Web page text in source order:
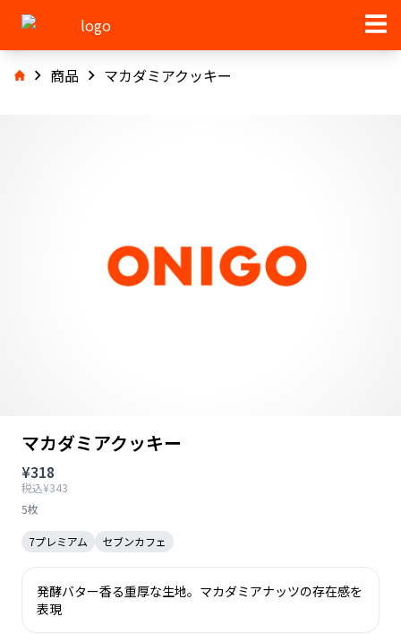
商品 マカダミアクッキー
マカダミアクッキー
¥318
税込¥343
5枚
7プレミアム セブンカフェ
発酵バター香る重厚な生地。マカダミアナッツの存在感を
表現